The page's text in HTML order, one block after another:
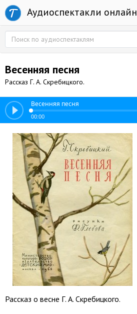
Аудиоспектакли онлайн
Весенняя песня
Рассказ Г. А. Скребицкого.
Весенняя песня
00:00
Рассказ о весне Г. А. Скребицкого.